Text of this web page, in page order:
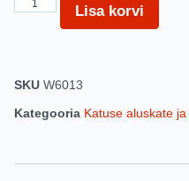
Lisa korvi
SKU W6013
Kategooria Katuse aluskate